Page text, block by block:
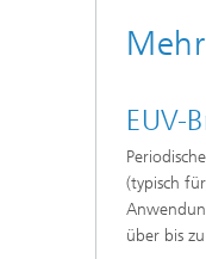
EUV-
(typisch
über bis